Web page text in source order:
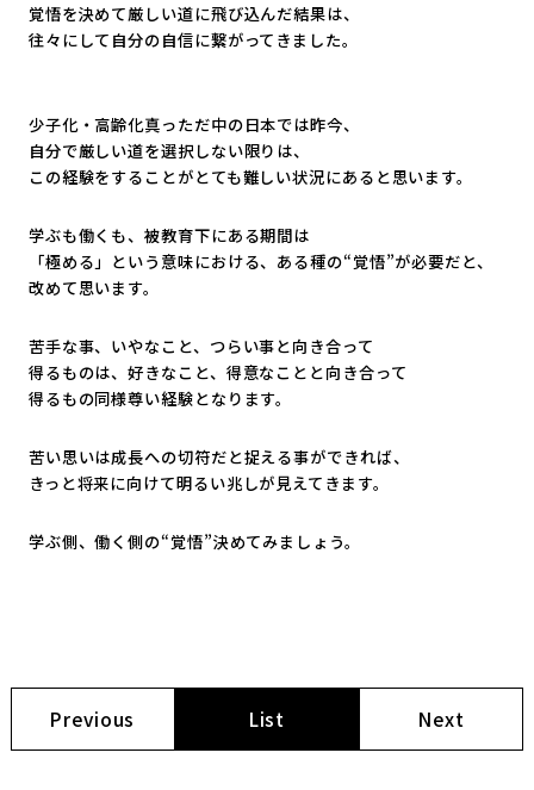
覚悟を決めて厳しい道に飛び込んだ結果は、
往々にして自分の自信に繋がってきました。
少子化・高齢化真っただ中の日本では昨今、
自分で厳しい道を選択しない限りは、
この経験をすることがとても難しい状況にあると思います。
学ぶも働くも、被教育下にある期間は
「極める」という意味における、ある種の“覚悟”が必要だと、
改めて思います。
苦手な事、いやなこと、つらい事と向き合って
得るものは、好きなこと、得意なことと向き合って
得るもの同様尊い経験となります。
苦い思いは成長への切符だと捉える事ができれば、
きっと将来に向けて明るい兆しが見えてきます。
学ぶ側、働く側の“覚悟”決めてみましょう。
Previous List Next